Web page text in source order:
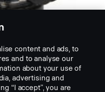
content and ads, to
and to analyse our
about your use of
advertising and
“I accept”, you are